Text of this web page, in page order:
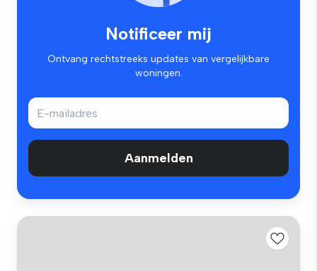
Notificeer mij
Ontvang rechtstreeks updates van vergelijkbare
woningen.
Aanmelden